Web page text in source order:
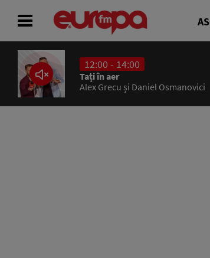
12:00 - 14:00
Tați în aer
Alex Grecu și Daniel Osmanovici
ACASĂ
ȘTIRI